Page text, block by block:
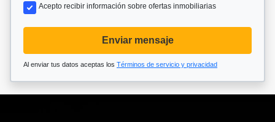
Acepto recibir información sobre ofertas inmobiliarias
Enviar mensaje
Al enviar tus datos aceptas los Términos de servicio y privacidad